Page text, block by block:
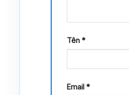
Tên *
Email *